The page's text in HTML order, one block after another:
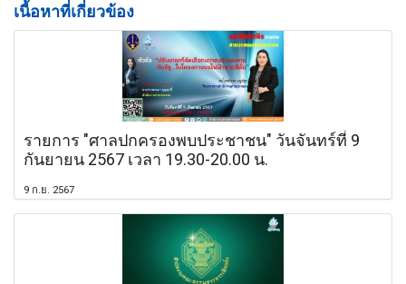
เนื้อหาที่เกี่ยวข้อง
รายการ "ศาลปกครองพบประชาชน" วันจันทร์ที่ 9
กันยายน 2567 เวลา 19.30-20.00 น.
9 ก.ย. 2567